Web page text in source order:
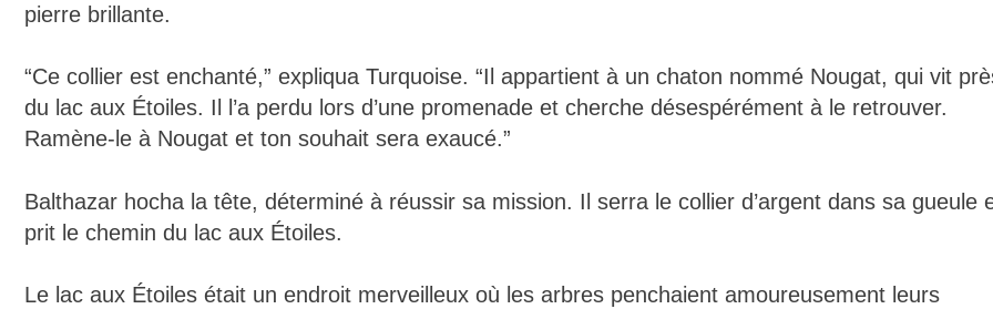
pierre brillante.
“Ce collier est enchanté,” expliqua Turquoise. “Il appartient à un chaton nommé Nougat, qui vit
du lac aux Étoiles. Il l’a perdu lors d’une promenade et cherche désespérément à le retrouver.
Ramène-le à Nougat et ton souhait sera exaucé.”
Balthazar hocha la tête, déterminé à réussir sa mission. Il serra le collier d’argent dans sa gueule
prit le chemin du lac aux Étoiles.
Le lac aux Étoiles était un endroit merveilleux où les arbres penchaient amoureusement leurs